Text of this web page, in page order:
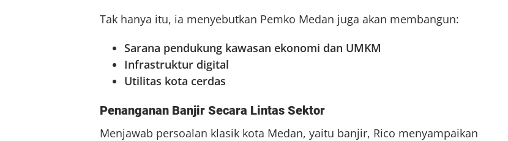
Tak hanya itu, ia menyebutkan Pemko Medan juga akan membangun:
Sarana pendukung kawasan ekonomi dan UMKM
Infrastruktur digital
Utilitas kota cerdas
Penanganan Banjir Secara Lintas Sektor
Menjawab persoalan klasik kota Medan, yaitu banjir, Rico menyampaikan